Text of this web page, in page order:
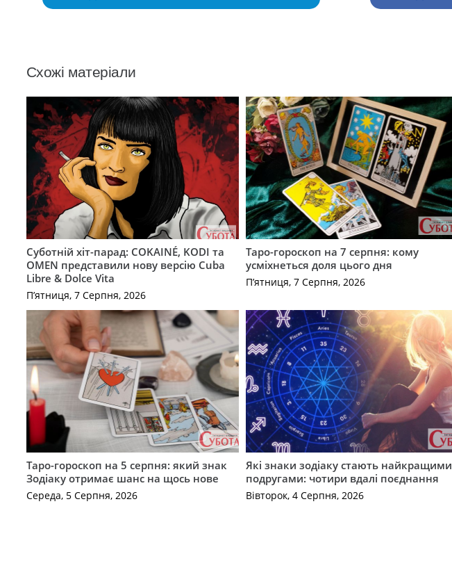
Схожі матеріали
Суботній хіт-парад: COKAINÉ, KODI та
OMEN представили нову версію Cuba
Libre & Dolce Vita
П’ятниця, 7 Серпня, 2026
Таро-гороскоп на 7 серпня: кому
усміхнеться доля цього дня
П’ятниця, 7 Серпня, 2026
Таро-гороскоп на 5 серпня: який знак
Зодіаку отримає шанс на щось нове
Середа, 5 Серпня, 2026
Які знаки зодіаку стають найкращими
подругами: чотири вдалі поєднання
Вівторок, 4 Серпня, 2026